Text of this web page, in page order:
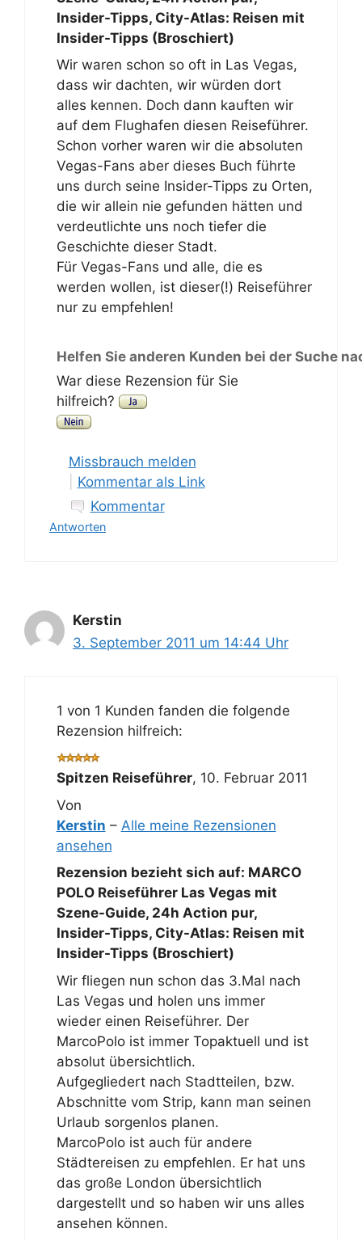
Insider-Tipps, City-Atlas: Reisen mit
Insider-Tipps (Broschiert)
Wir waren schon so oft in Las Vegas,
dass wir dachten, wir würden dort
alles kennen. Doch dann kauften wir
auf dem Flughafen diesen Reiseführer.
Schon vorher waren wir die absoluten
Vegas-Fans aber dieses Buch führte
uns durch seine Insider-Tipps zu Orten,
die wir allein nie gefunden hätten und
verdeutlichte uns noch tiefer die
Geschichte dieser Stadt.
Für Vegas-Fans und alle, die es
werden wollen, ist dieser(!) Reiseführer
nur zu empfehlen!
Helfen Sie anderen Kunden bei der Suche
War diese Rezension für Sie
hilfreich?
Missbrauch melden
Kommentar als Link
Kommentar
Antworten
Kerstin
3. September 2011 um 14:44 Uhr
1 von 1 Kunden fanden die folgende
Rezension hilfreich:
Spitzen Reiseführer, 10. Februar 2011
Von
Kerstin – Alle meine Rezensionen
ansehen
Rezension bezieht sich auf: MARCO
POLO Reiseführer Las Vegas mit
Szene-Guide, 24h Action pur,
Insider-Tipps, City-Atlas: Reisen mit
Insider-Tipps (Broschiert)
Wir fliegen nun schon das 3.Mal nach
Las Vegas und holen uns immer
wieder einen Reiseführer. Der
MarcoPolo ist immer Topaktuell und ist
absolut übersichtlich.
Aufgegliedert nach Stadtteilen, bzw.
Abschnitte vom Strip, kann man seinen
Urlaub sorgenlos planen.
MarcoPolo ist auch für andere
Städtereisen zu empfehlen. Er hat uns
das große London übersichtlich
dargestellt und so haben wir uns alles
ansehen können.